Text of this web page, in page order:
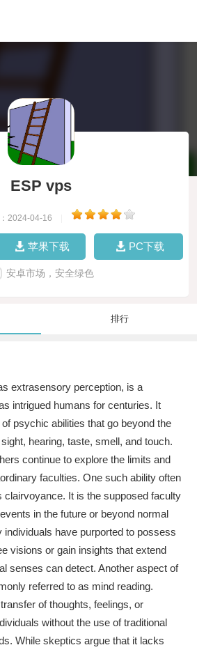
ESP vps
2024-04-16
苹果下载 PC下载
安卓市场，安全绿色
排行
extrasensory perception, is a
intrigued humans for centuries. It
psychic abilities that go beyond the
hearing, taste, smell, and touch.
continue to explore the limits and
faculties. One such ability often
clairvoyance. It is the supposed faculty
in the future or beyond normal
have purported to possess
visions or gain insights that extend
senses can detect. Another aspect of
referred to as mind reading.
of thoughts, feelings, or
without the use of traditional
While skeptics argue that it lacks